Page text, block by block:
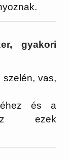
gyakori
szelén, vas,
és a
ezek